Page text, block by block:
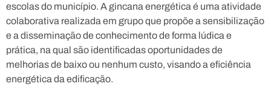
escolas do município. A gincana energética é uma atividade
colaborativa realizada em grupo que propõe a sensibilização
e a disseminação de conhecimento de forma lúdica e
prática, na qual são identificadas oportunidades de
melhorias de baixo ou nenhum custo, visando a eficiência
energética da edificação.